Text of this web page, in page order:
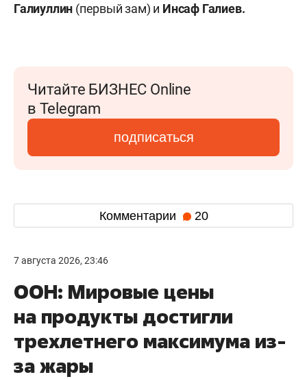
Галиуллин (первый зам) и Инсаф Галиев.
Читайте БИЗНЕС Online
в Telegram
подписаться
Комментарии 20
7 августа 2026, 23:46
ООН: Мировые цены
на продукты достигли
трехлетнего максимума из-
за жары